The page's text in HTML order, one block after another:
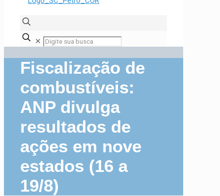
✕
Fiscalização de
combustíveis:
ANP divulga
resultados de
ações em nove
estados (16 a
19/8)